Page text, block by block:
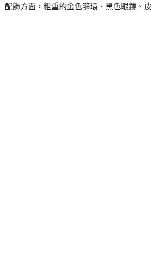
配飾方面，粗重的金色箍環、黑色眼鏡、